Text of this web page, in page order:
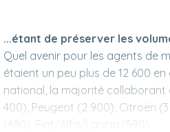
...étant de préserver les
Quel avenir pour les agents de
étaient un peu plus de 12 600
national, la majorité collaborant
400), Peugeot (2 900), Citroën
(480), Fiat/Alfa/Lancia (590)